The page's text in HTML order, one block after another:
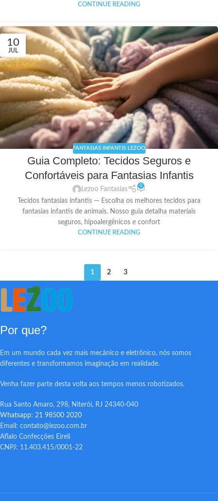
CONTINUE READING
10
JUL
FANTASIAS INFANTIS LEZOO
Guia Completo: Tecidos Seguros e
Confortáveis para Fantasias Infantis
Lezoo Fantasias
0
Tecidos fantasias infantis — Escolha os melhores tecidos para
fantasias infantis de animais. Nosso guia detalha materiais
seguros, hipoalergênicos e confort
CONTINUE READING
1 2 3
Por que?
Em um mundo cada vez mais mecânico e eletrônico, nós somos
diferentes e transformamos imaginação em realidade.
Venha fazer parte desta volta aos tempos menos robotizados.
Rua Santo Amaro, 298, Niterói, RJ 24340-040
Whatsapp: 21 98500 2020
Email: contato@lezoo.com.br
Aflalo Confecções Eireli
CNPJ: 11.403.415/0001-22